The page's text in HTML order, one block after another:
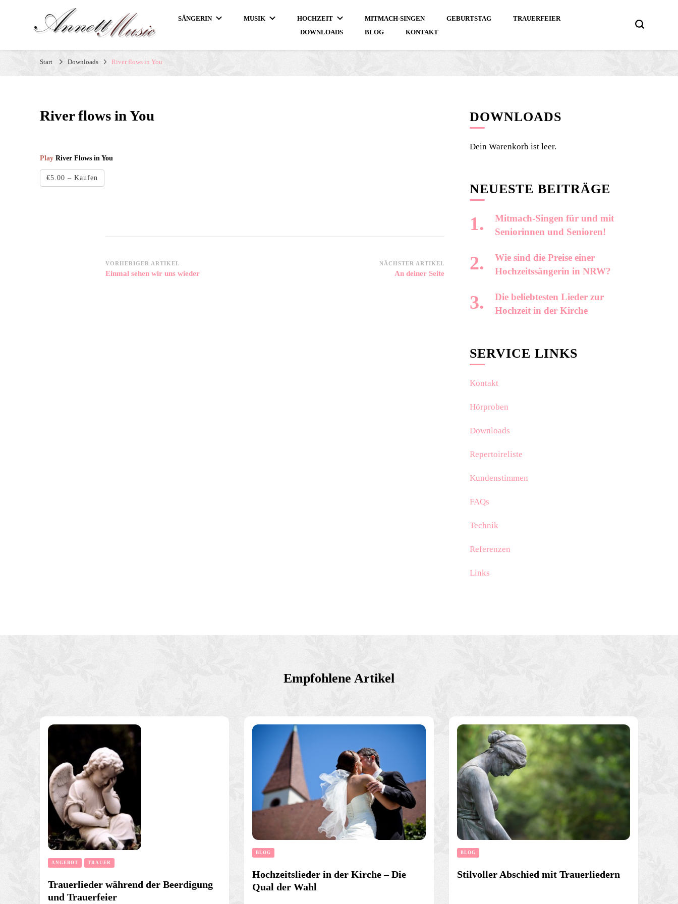
Hochzeitssängerin Annett
Professionelle Sängerin für Hochzeiten, Geburtstage und Beerdigungen
SÄNGERIN MUSIK HOCHZEIT MITMACH-SINGEN GEBURTSTAG
TRAUERFEIER
DOWNLOADS
BLOG KONTAKT
Start Downloads River flows in You
River flows in You
Play River Flows in You
€5.00 – Kaufen
Beitragsnavigation
VORHERIGER ARTIKEL
Einmal sehen wir uns wieder
NÄCHSTER ARTIKEL
An deiner Seite
DOWNLOADS
Dein Warenkorb ist leer.
NEUESTE BEITRÄGE
Mitmach-Singen für und mit
Seniorinnen und Senioren!
Wie sind die Preise einer
Hochzeitssängerin in NRW?
Die beliebtesten Lieder zur
Hochzeit in der Kirche
SERVICE LINKS
Kontakt
Hörproben
Downloads
Repertoireliste
Kundenstimmen
FAQs
Technik
Referenzen
Links
Empfohlene Artikel
ANGEBOT TRAUER
Trauerlieder während der Beerdigung
und Trauerfeier
BLOG
Hochzeitslieder in der Kirche – Die
Qual der Wahl
BLOG
Stilvoller Abschied mit Trauerliedern